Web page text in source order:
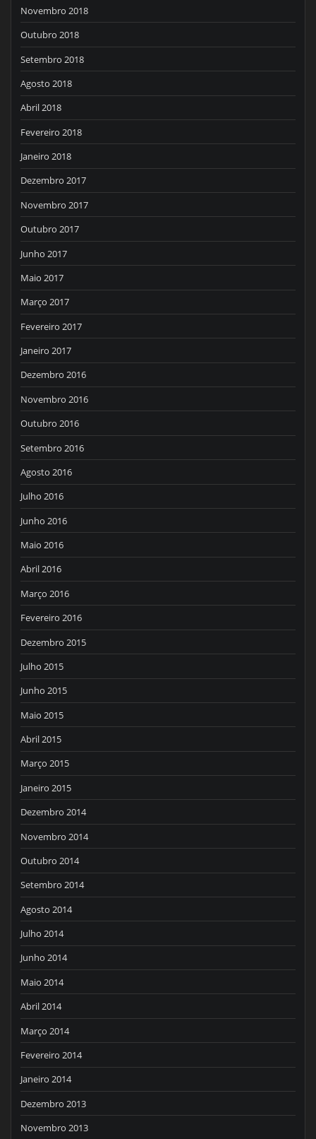
Novembro 2018
Outubro 2018
Setembro 2018
Agosto 2018
Abril 2018
Fevereiro 2018
Janeiro 2018
Dezembro 2017
Novembro 2017
Outubro 2017
Junho 2017
Maio 2017
Março 2017
Fevereiro 2017
Janeiro 2017
Dezembro 2016
Novembro 2016
Outubro 2016
Setembro 2016
Agosto 2016
Julho 2016
Junho 2016
Maio 2016
Abril 2016
Março 2016
Fevereiro 2016
Dezembro 2015
Julho 2015
Junho 2015
Maio 2015
Abril 2015
Março 2015
Janeiro 2015
Dezembro 2014
Novembro 2014
Outubro 2014
Setembro 2014
Agosto 2014
Julho 2014
Junho 2014
Maio 2014
Abril 2014
Março 2014
Fevereiro 2014
Janeiro 2014
Dezembro 2013
Novembro 2013